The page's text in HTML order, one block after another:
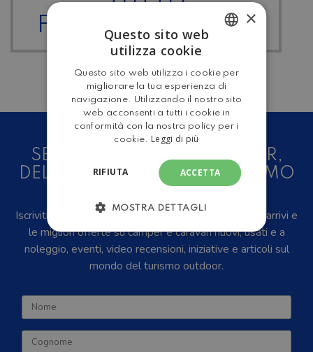
FURGONATO-VAN
SEI UN AMANTE DEL CAMPER,
DELLE CARAVAN E DEL TURISMO
ALL'ARIA APERTA?
Iscriviti alla newsletter, riceverai in anteprima i nuovi arrivi e
le migliori offerte su camper e caravan nuovi, usati e a
noleggio, eventi, video recensioni, iniziative e articoli sul
mondo del turismo outdoor.
ENGLISH
×
Questo sito web
utilizza cookie
Questo sito web utilizza i cookie per
migliorare la tua esperienza di
navigazione. Utilizzando il nostro sito
web acconsenti a tutti i cookie in
conformità con la nostra policy per i
cookie. Leggi di più
ACCETTA
RIFIUTA
MOSTRA DETTAGLI